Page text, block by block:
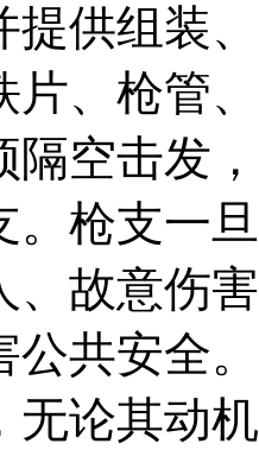
提供组装
片、枪管
隔空击发
。枪支一
、故意伤
公共安全
无论其动